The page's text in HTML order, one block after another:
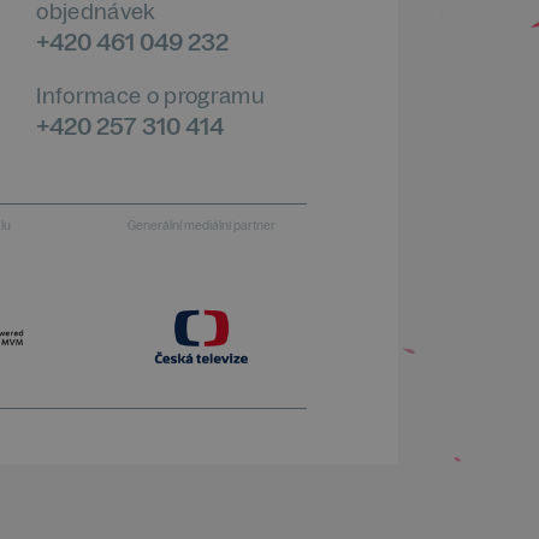
objednávek
+420 461 049 232
Informace o programu
+420 257 310 414
Generální mediální partner